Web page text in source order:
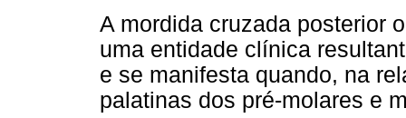
A mordida cruzada posterior
uma entidade clínica
e se manifesta quando, na
palatinas dos pré-molares e